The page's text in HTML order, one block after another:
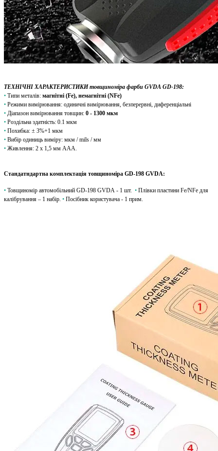
ТЕХНІЧНІ ХАРАКТЕРИСТИКИ товщиноміра фарби GVDA GD-198:
• Типи металів: магнітні (Fe), немагнітні (NFe)
• Режими вимірювання: одиничні вимірювання, безперервні, диференціальні
• Діапазон вимірювання товщин: 0 - 1300 мкм
• Роздільна здатність: 0.1 мкм
• Похибка: ± 3%+1 мкм
• Вибір одиниць виміру: мкм / mils / мм
• Живлення: 2 х 1,5 мм ААА.
Стандатндартна комплектація товщиноміра GD-198 GVDA:
• Товщиномір автомобільний GD-198 GVDA - 1 шт. • Плівки пластини Fe/NFe для
калібрування – 1 набір. • Посібник користувача - 1 прим.